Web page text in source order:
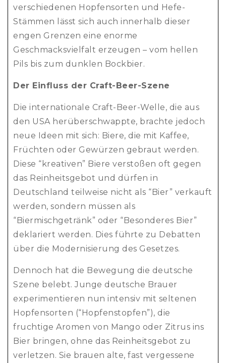
verschiedenen Hopfensorten und Hefe-
Stämmen lässt sich auch innerhalb dieser
engen Grenzen eine enorme
Geschmacksvielfalt erzeugen – vom hellen
Pils bis zum dunklen Bockbier.
Der Einfluss der Craft-Beer-Szene
Die internationale Craft-Beer-Welle, die aus
den USA herüberschwappte, brachte jedoch
neue Ideen mit sich: Biere, die mit Kaffee,
Früchten oder Gewürzen gebraut werden.
Diese “kreativen” Biere verstoßen oft gegen
das Reinheitsgebot und dürfen in
Deutschland teilweise nicht als “Bier” verkauft
werden, sondern müssen als
“Biermischgetränk” oder “Besonderes Bier”
deklariert werden. Dies führte zu Debatten
über die Modernisierung des Gesetzes.
Dennoch hat die Bewegung die deutsche
Szene belebt. Junge deutsche Brauer
experimentieren nun intensiv mit seltenen
Hopfensorten (“Hopfenstopfen”), die
fruchtige Aromen von Mango oder Zitrus ins
Bier bringen, ohne das Reinheitsgebot zu
verletzen. Sie brauen alte, fast vergessene